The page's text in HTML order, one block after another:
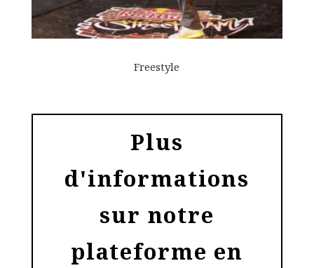
Freestyle
Plus
d'informations
sur notre
plateforme en